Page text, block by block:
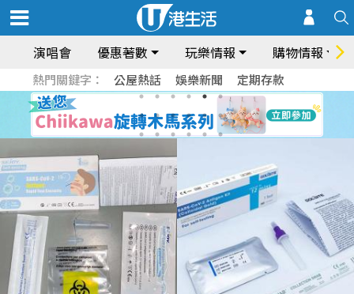
演唱會 優惠著數 玩樂情報 購物情報
熱門關鍵字： 公屋熱話 娛樂新聞 定期存款